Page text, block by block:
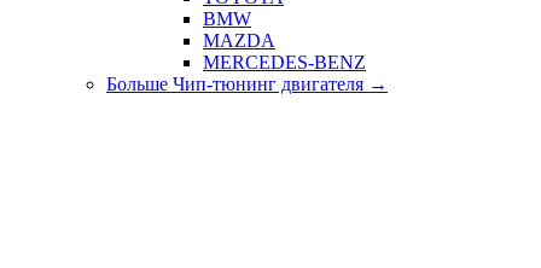
BMW
MAZDA
MERCEDES-BENZ
Больше Чип-тюнинг двигателя →